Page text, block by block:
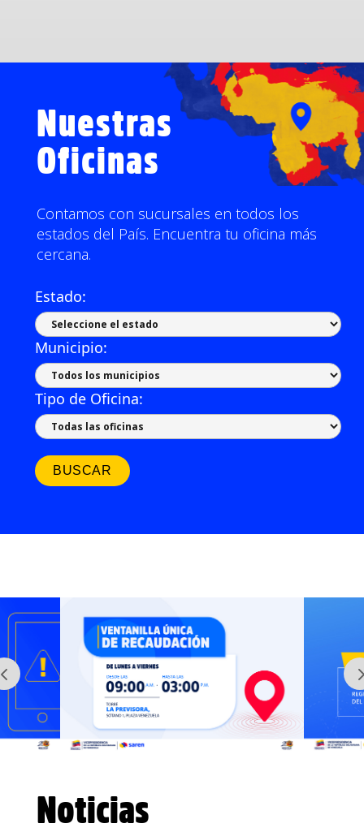
Nuestras
Oficinas
Contamos con sucursales en todos los
estados del País. Encuentra tu oficina más
cercana.
Estado:
Municipio:
Tipo de Oficina:
Noticias